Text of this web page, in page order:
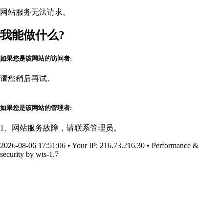
网站服务无法请求。
我能做什么?
如果您是该网站的访问者:
请您稍后再试。
如果您是该网站的管理者:
1、网站服务故障，请联系管理员。
2026-08-06 17:51:06 • Your IP: 216.73.216.30 • Performance &
security by wts-1.7